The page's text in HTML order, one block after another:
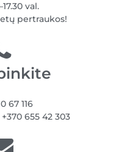
val.
pertraukos!
67 116
655 42 303